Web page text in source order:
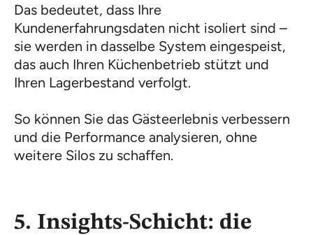
Das bedeutet, dass Ihre
Kundenerfahrungsdaten nicht isoliert sind –
sie werden in dasselbe System eingespeist,
das auch Ihren Küchenbetrieb stützt und
Ihren Lagerbestand verfolgt.
So können Sie das Gästeerlebnis verbessern
und die Performance analysieren, ohne
weitere Silos zu schaffen.
5. Insights-Schicht: die